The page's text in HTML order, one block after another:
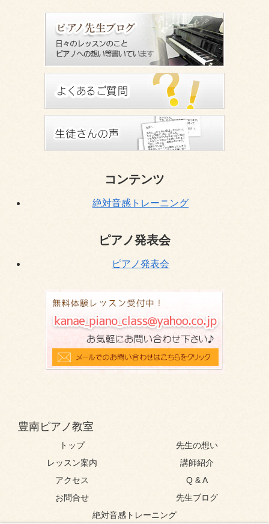
コンテンツ
絶対音感トレーニング
ピアノ発表会
ピアノ発表会
豊南ピアノ教室
トップ
先生の想い
レッスン案内
講師紹介
アクセス
Q & A
お問合せ
先生ブログ
絶対音感トレーニング